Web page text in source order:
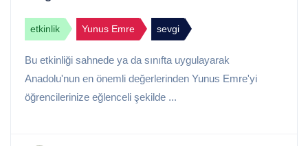
etkinlik Yunus Emre sevgi
Bu etkinliği sahnede ya da sınıfta uygulayarak
Anadolu'nun en önemli değerlerinden Yunus Emre'yi
öğrencilerinize eğlenceli şekilde ...